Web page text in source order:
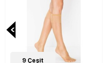
9 Çeşit